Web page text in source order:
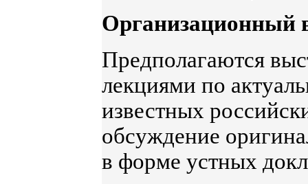
Организационный
Предполагаются
лекциями по
известных
обсуждение
в форме устных